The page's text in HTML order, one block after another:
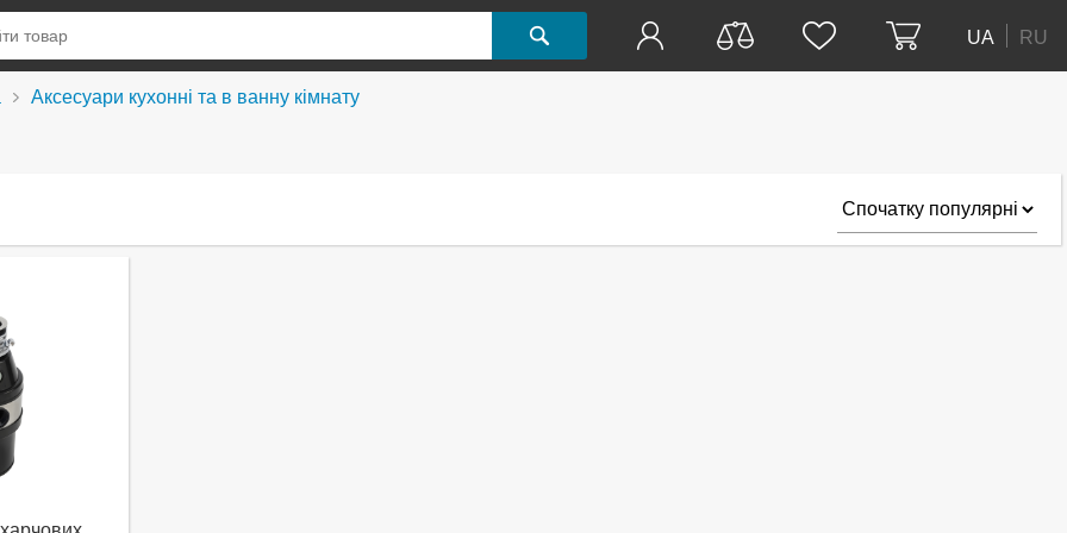
UA RU
Аксесуари кухонні та в ванну кімнату